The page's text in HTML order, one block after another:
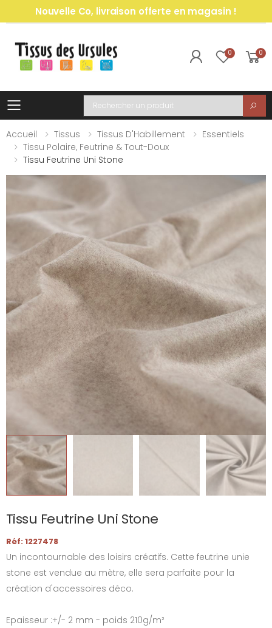
Nouvelle Co, livraison offerte en magasin !
0 0
Toggle mobile menu
Recherche
Accueil
Tissus Tissus D'Habillement
Essentiels
Tissu Polaire, Feutrine & Tout-Doux
Tissu Feutrine Uni Stone
Tissu Feutrine Uni Stone
Réf: 1227478
Un incontournable des loisirs créatifs. Cette feutrine unie
stone est vendue au mètre, elle sera parfaite pour la
création d'accessoires déco.
Epaisseur :+/- 2 mm - poids 210g/m²